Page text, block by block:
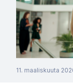
11. maaliskuuta